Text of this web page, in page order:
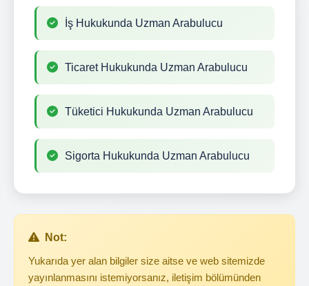
İş Hukukunda Uzman Arabulucu
Ticaret Hukukunda Uzman Arabulucu
Tüketici Hukukunda Uzman Arabulucu
Sigorta Hukukunda Uzman Arabulucu
Not:
Yukarıda yer alan bilgiler size aitse ve web sitemizde
yayınlanmasını istemiyorsanız, iletişim bölümünden